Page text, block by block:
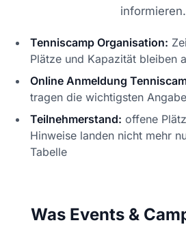
informieren.
Tenniscamp Organisation:
Plätze und Kapazität bleiben
Online Anmeldung
tragen die wichtigsten
Teilnehmerstand: offene
Hinweise landen nicht mehr
Tabelle
Was Events &